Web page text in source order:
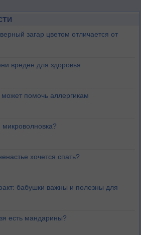
загар цветом отличается от
вреден для здоровья
помочь аллергикам
хочется спать?
бабушки важны и полезны для
есть мандарины?